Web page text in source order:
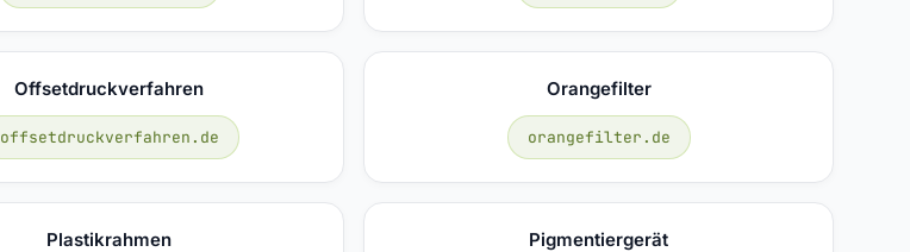
Offsetdruckverfahren
offsetdruckverfahren.de
Orangefilter
orangefilter.de
Plastikrahmen Pigmentiergerät